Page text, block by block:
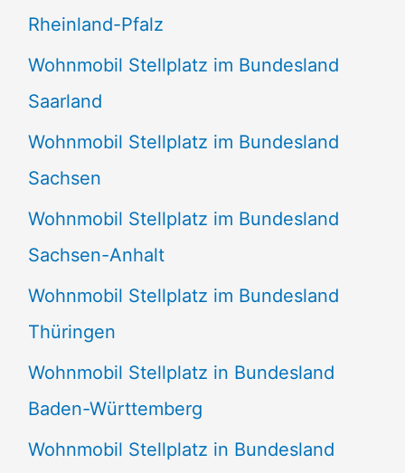
Rheinland-Pfalz
Wohnmobil Stellplatz im Bundesland
Saarland
Wohnmobil Stellplatz im Bundesland
Sachsen
Wohnmobil Stellplatz im Bundesland
Sachsen-Anhalt
Wohnmobil Stellplatz im Bundesland
Thüringen
Wohnmobil Stellplatz in Bundesland
Baden-Württemberg
Wohnmobil Stellplatz in Bundesland